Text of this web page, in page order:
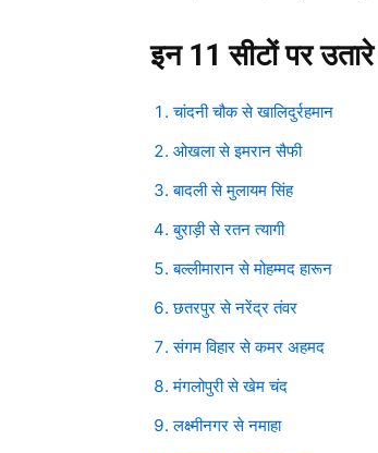
इन 11 सीटों पर उतारे
चांदनी चौक से खालिदुर्रहमान
ओखला से इमरान सैफी
बादली से मुलायम सिंह
बुराड़ी से रतन त्यागी
बल्लीमारान से मोहम्मद हारून
छतरपुर से नरेंद्र तंवर
संगम विहार से कमर अहमद
मंगलोपुरी से खेम चंद
लक्ष्मीनगर से नमाहा